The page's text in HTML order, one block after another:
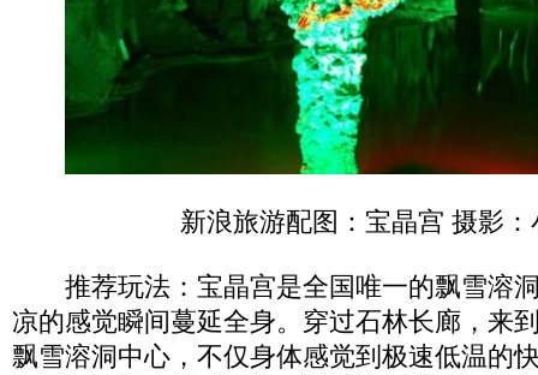
新浪旅游配图：宝晶宫 摄影：
推荐玩法：宝晶宫是全国唯一的飘雪溶
凉的感觉瞬间蔓延全身。穿过石林长廊，来
飘雪溶洞中心，不仅身体感觉到极速低温的